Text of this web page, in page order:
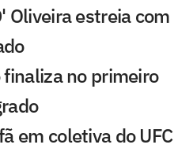
Oliveira estreia com
no primeiro
em coletiva do UFC